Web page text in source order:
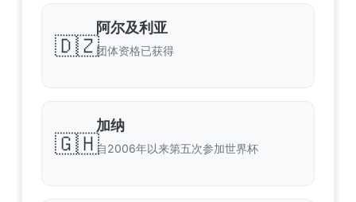
🇩🇿
阿尔及利亚
团体资格已获得
🇬🇭
加纳
自2006年以来第五次参加世界杯